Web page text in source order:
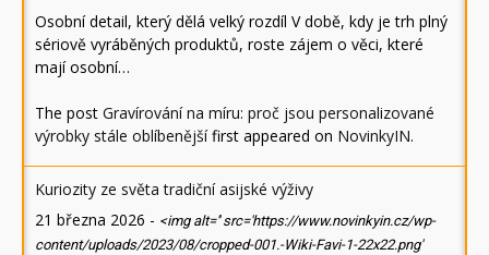
Osobní detail, který dělá velký rozdíl V době, kdy je trh plný
sériově vyráběných produktů, roste zájem o věci, které
mají osobní…
The post Gravírování na míru: proč jsou personalizované
výrobky stále oblíbenějšífirst appeared on NovinkyIN.
Kuriozity ze světa tradiční asijské výživy
21 března 2026 - <img alt='' src='https://www.novinkyin.cz/wp-
content/uploads/2023/08/cropped-001.-Wiki-Favi-1-22x22.png'